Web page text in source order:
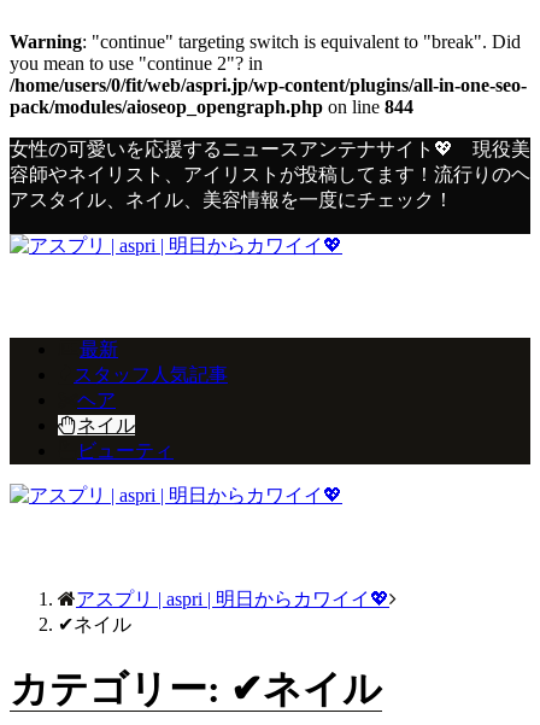
Warning: "continue" targeting switch is equivalent to "break". Did
you mean to use "continue 2"? in
/home/users/0/fit/web/aspri.jp/wp-content/plugins/all-in-one-seo-
pack/modules/aioseop_opengraph.php on line 844
女性の可愛いを応援するニュースアンテナサイト💖 現役美
容師やネイリスト、アイリストが投稿してます！流行りのヘ
アスタイル、ネイル、美容情報を一度にチェック！
最新
スタッフ人気記事
ヘア
ネイル
ビューティ
アスプリ | aspri | 明日からカワイイ💖
✔ネイル
カテゴリー: ✔ネイル